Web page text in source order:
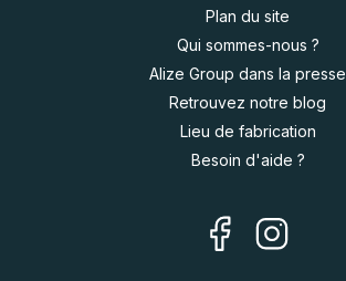
Plan du site
Qui sommes-nous ?
Alize Group dans la presse
Retrouvez notre blog
Lieu de fabrication
Besoin d'aide ?